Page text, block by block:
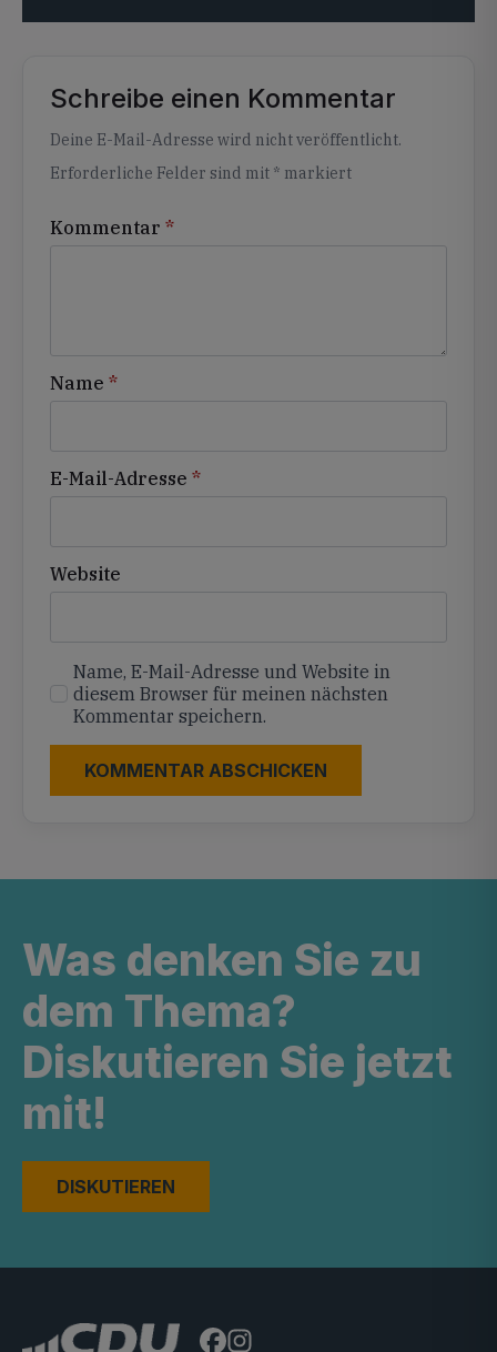
Schreibe einen Kommentar
Deine E-Mail-Adresse wird nicht veröffentlicht.
Erforderliche Felder sind mit * markiert
Kommentar *
Name *
E-Mail-Adresse *
Website
Name, E-Mail-Adresse und Website in
diesem Browser für meinen nächsten
Kommentar speichern.
Alternative:
Was denken Sie zu
dem Thema?
Diskutieren Sie jetzt
mit!
DISKUTIEREN